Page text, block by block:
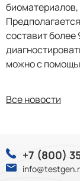
составит более
можно с
Все новости
+7 (800)